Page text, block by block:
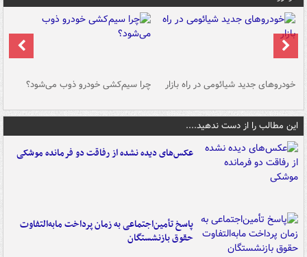
خودروهای جدید شیائومی در راه بازار چرا سیم‌کشی خودرو ذوب می‌شود؟
این مطالب را از دست ندهید....
عکس‌های دیده نشده از رفاقت دو فرمانده‌ موشکی
پاسخ تأمین‌اجتماعی به زمان پرداخت مابه‌التفاوت
حقوق بازنشستگان